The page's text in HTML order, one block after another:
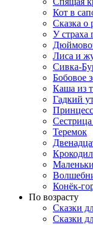
Кот в
Сказка о
У страха
Лиса и
Сивка-
Бобовое
Каша из
Гадкий
Теремок
Крокодил
Конёк-
По возрасту
Сказки
Сказки